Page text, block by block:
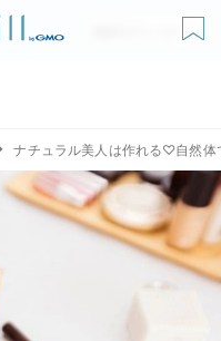
無料ダウンロード
ナチュラル美人は作れる♡自然体